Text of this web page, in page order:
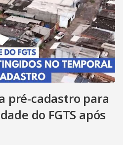
pré-cadastro para
do FGTS após